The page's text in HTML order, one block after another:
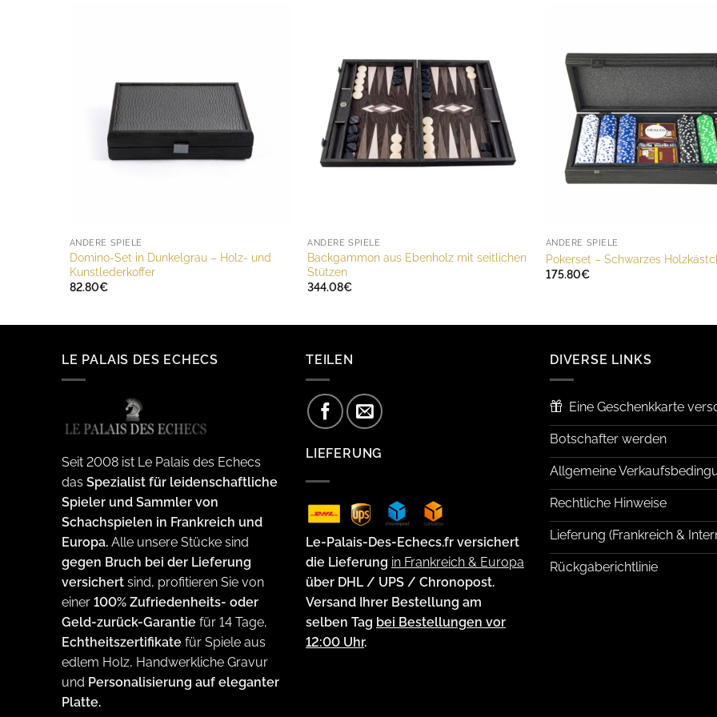
ANDERE SPIELE
Domino-Set in Dunkelgrau – Holz- und
Kunstlederkoffer
82.80€
ANDERE SPIELE
Backgammon aus Ebenholz mit seitlichen
Stützen
344.08€
ANDERE SPIELE
Pokerset – Schwarzes
175.80€
LE PALAIS DES ECHECS
Seit 2008 ist Le Palais des Echecs
das Spezialist für leidenschaftliche
Spieler und Sammler von
Schachspielen in Frankreich und
Europa. Alle unsere Stücke sind
gegen Bruch bei der Lieferung
versichert sind, profitieren Sie von
einer 100% Zufriedenheits- oder
Geld-zurück-Garantie für 14 Tage,
Echtheitszertifikate für Spiele aus
edlem Holz, Handwerkliche Gravur
und Personalisierung auf eleganter
Platte.
TEILEN
LIEFERUNG
Le-Palais-Des-Echecs.fr versichert
die Lieferung in Frankreich & Europa
über DHL / UPS / Chronopost.
Versand Ihrer Bestellung am
selben Tag bei Bestellungen vor
12:00 Uhr.
DIVERSE LINKS
Eine Geschenkkarte
Botschafter werden
Allgemeine
Rechtliche Hinweise
Lieferung (Frankreich &
Rückgaberichtlinie